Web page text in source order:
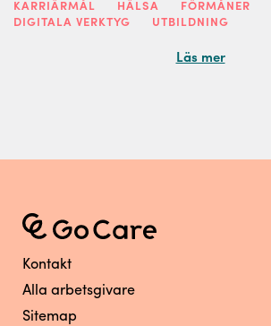
KARRIÄRMÅL HÄLSA FÖRMÅNER
DIGITALA VERKTYG
UTBILDNING
Läs mer
Kontakt
Alla arbetsgivare
Sitemap